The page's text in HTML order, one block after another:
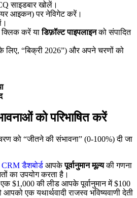
साइडबार खोलें।
आइकन) पर नेविगेट करें।
करें याडिफ़ॉल्ट पाइपलाइनको संपादित
लिए, “बिक्री 2026”) और अपने चरणों को
को परिभाषित करें
को “जीतने की संभावना” (0-100%) दी जा
CRM डैशबोर्ड आपकेपूर्वानुमान मूल्यकी गणना
का उपयोग करता है।
$1,000 की लीड आपके पूर्वानुमान में $100
एक यथार्थवादी राजस्व भविष्यवाणी देती